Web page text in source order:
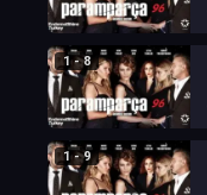
1 - 8
1 - 9